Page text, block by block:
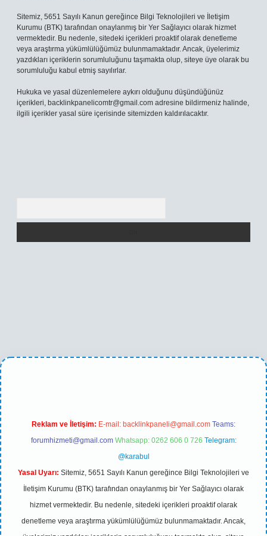
Sitemiz, 5651 Sayılı Kanun gereğince Bilgi Teknolojileri ve İletişim
Kurumu (BTK) tarafından onaylanmış bir Yer Sağlayıcı olarak hizmet
vermektedir. Bu nedenle, sitedeki içerikleri proaktif olarak denetleme
veya araştırma yükümlülüğümüz bulunmamaktadır. Ancak, üyelerimiz
yazdıkları içeriklerin sorumluluğunu taşımakta olup, siteye üye olarak bu
sorumluluğu kabul etmiş sayılırlar.
Hukuka ve yasal düzenlemelere aykırı olduğunu düşündüğünüz
içerikleri, backlinkpanelicomtr@gmail.com adresine bildirmeniz halinde,
ilgili içerikler yasal süre içerisinde sitemizden kaldırılacaktır.
betexper yeni giriş
Reklam ve İletişim: E-mail: backlinkpaneli@gmail.com Teams:
forumhizmeti@gmail.com Whatsapp: 0262 606 0 726 Telegram:
@karabul
Yasal Uyarı: Sitemiz, 5651 Sayılı Kanun gereğince Bilgi Teknolojileri ve
İletişim Kurumu (BTK) tarafından onaylanmış bir Yer Sağlayıcı olarak
hizmet vermektedir. Bu nedenle, sitedeki içerikleri proaktif olarak
denetleme veya araştırma yükümlülüğümüz bulunmamaktadır. Ancak,